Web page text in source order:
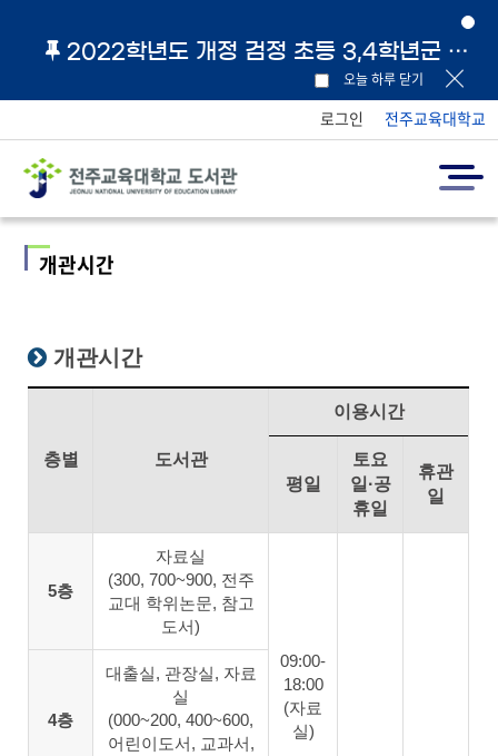
2022학년도 개정 검정 초등 3,4학년군 교과서 및 지도서 원문 링크 안내
오늘 하루 닫기
로그인 전주교육대학교
개관시간
개관시간
층별 도서관
이용시간
평일
토요
일·공
휴일
휴관
일
5층
자료실
(300, 700~900, 전주
교대 학위논문, 참고
도서)
09:00-
18:00
(자료
실)
4층
대출실, 관장실, 자료
실
(000~200, 400~600,
어린이도서, 교과서,